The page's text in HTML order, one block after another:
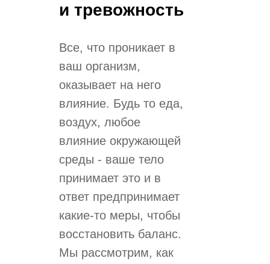
и тревожность
Все, что проникает в
ваш организм,
оказывает на него
влияние. Будь то еда,
воздух, любое
влияние окружающей
среды - ваше тело
принимает это и в
ответ предпринимает
какие-то меры, чтобы
восстановить баланс.
Мы рассмотрим, как